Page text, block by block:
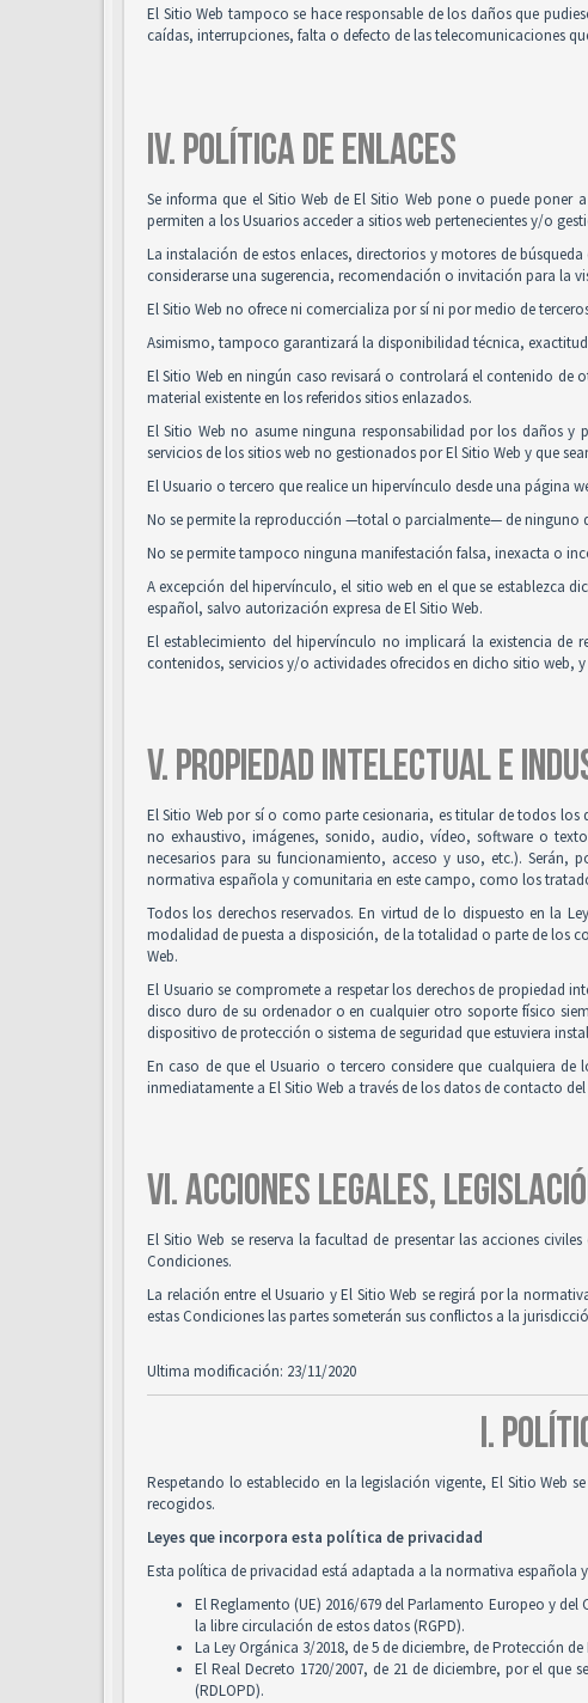
El Sitio Web tampoco se hace responsable de los daños que
caídas, interrupciones, falta o defecto de las telecomunicaciones
IV. POLÍTICA DE ENLACES
Se informa que el Sitio Web de El Sitio Web pone o puede
permiten a los Usuarios acceder a sitios web pertenecientes y/o
La instalación de estos enlaces, directorios y motores de
considerarse una sugerencia, recomendación o invitación para la
El Sitio Web no ofrece ni comercializa por sí ni por medio de
Asimismo, tampoco garantizará la disponibilidad técnica,
El Sitio Web en ningún caso revisará o controlará el contenido
material existente en los referidos sitios enlazados.
El Sitio Web no asume ninguna responsabilidad por los daños
servicios de los sitios web no gestionados por El Sitio Web y que
El Usuario o tercero que realice un hipervínculo desde una página
No se permite la reproducción —total o parcialmente— de ninguno
No se permite tampoco ninguna manifestación falsa, inexacta o
A excepción del hipervínculo, el sitio web en el que se establezca
español, salvo autorización expresa de El Sitio Web.
El establecimiento del hipervínculo no implicará la existencia de
contenidos, servicios y/o actividades ofrecidos en dicho sitio web, y
V. PROPIEDAD INTELECTUAL E
El Sitio Web por sí o como parte cesionaria, es titular de todos
no exhaustivo, imágenes, sonido, audio, vídeo, software o
necesarios para su funcionamiento, acceso y uso, etc.).
normativa española y comunitaria en este campo, como los
Todos los derechos reservados. En virtud de lo dispuesto en la
modalidad de puesta a disposición, de la totalidad o parte de los
Web.
El Usuario se compromete a respetar los derechos de propiedad
disco duro de su ordenador o en cualquier otro soporte físico
dispositivo de protección o sistema de seguridad que estuviera
En caso de que el Usuario o tercero considere que cualquiera
inmediatamente a El Sitio Web a través de los datos de contacto del
VI. ACCIONES LEGALES,
El Sitio Web se reserva la facultad de presentar las acciones
Condiciones.
La relación entre el Usuario y El Sitio Web se regirá por la
estas Condiciones las partes someterán sus conflictos a la
Ultima modificación: 23/11/2020
I.
Respetando lo establecido en la legislación vigente, El Sitio Web
recogidos.
Leyes que incorpora esta política de privacidad
Esta política de privacidad está adaptada a la normativa española
El Reglamento (UE) 2016/679 del Parlamento Europeo y
la libre circulación de estos datos (RGPD).
La Ley Orgánica 3/2018, de 5 de diciembre, de Protección
El Real Decreto 1720/2007, de 21 de diciembre, por el
(RDLOPD).